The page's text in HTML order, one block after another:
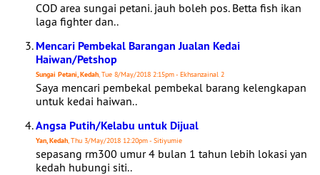
COD area sungai petani. jauh boleh pos. Betta fish ikan
laga fighter dan..
Mencari Pembekal Barangan Jualan Kedai
Haiwan/Petshop
Sungai Petani, Kedah, Tue 8/May/2018 2:15pm - Ekhsanzainal 2
Saya mencari pembekal pembekal barang kelengkapan
untuk kedai haiwan..
Angsa Putih/Kelabu untuk Dijual
Yan, Kedah, Thu 3/May/2018 12:20pm - Sitiyumie
sepasang rm300 umur 4 bulan 1 tahun lebih lokasi yan
kedah hubungi siti..